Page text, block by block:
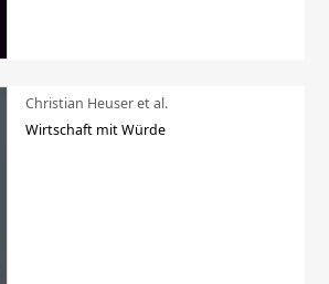
Christian Heuser et al.
Wirtschaft mit Würde